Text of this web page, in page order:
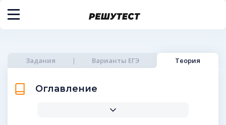
Задания Варианты ЕГЭ Теория
Оглавление